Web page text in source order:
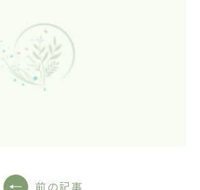
前の記事